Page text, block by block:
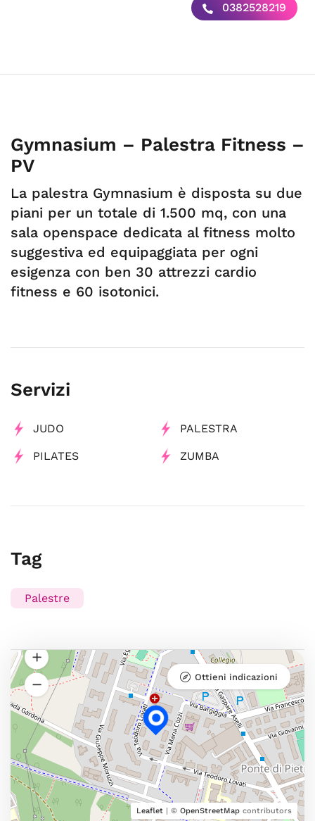
0382528219
Gymnasium – Palestra Fitness –
PV
La palestra Gymnasium è disposta su due
piani per un totale di 1.500 mq, con una
sala openspace dedicata al fitness molto
suggestiva ed equipaggiata per ogni
esigenza con ben 30 attrezzi cardio
fitness e 60 isotonici.
Servizi
JUDO PALESTRA
PILATES ZUMBA
Tag
Palestre
Leaflet | © OpenStreetMap contributors
Ottieni indicazioni